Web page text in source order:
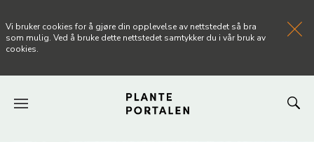
Vi bruker cookies for å gjøre din opplevelse av nettstedet så bra
som mulig. Ved å bruke dette nettstedet samtykker du i vår bruk av
cookies.